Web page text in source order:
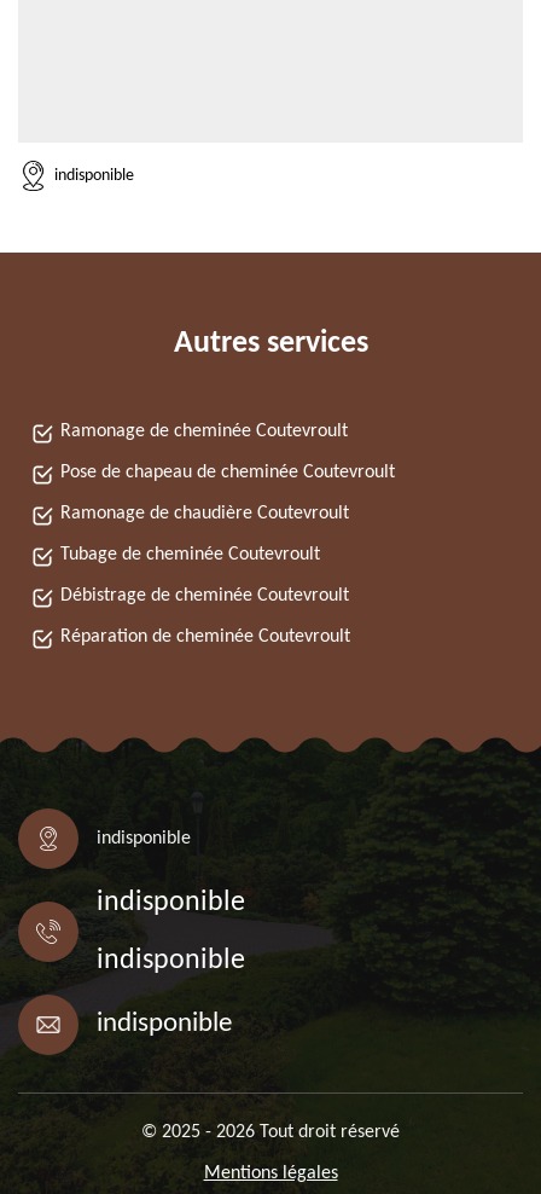
indisponible
Autres services
Ramonage de cheminée Coutevroult
Pose de chapeau de cheminée Coutevroult
Ramonage de chaudière Coutevroult
Tubage de cheminée Coutevroult
Débistrage de cheminée Coutevroult
Réparation de cheminée Coutevroult
indisponible
indisponible
indisponible
indisponible
© 2025 - 2026 Tout droit réservé
Mentions légales